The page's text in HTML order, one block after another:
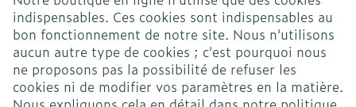
indispensables. Ces cookies sont indispensables au
bon fonctionnement de notre site. Nous n'utilisons
aucun autre type de cookies ; c'est pourquoi nous
ne proposons pas la possibilité de refuser les
cookies ni de modifier vos paramètres en la matière.
Liens légaux